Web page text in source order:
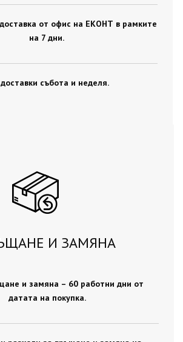
от офис на ЕКОНТ в рамките
на 7 дни.
събота и неделя.
И ЗАМЯНА
и замяна – 60 работни дни от
датата на покупка.